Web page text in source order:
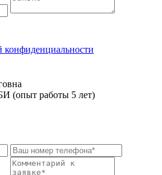
конфиденциальности
(опыт работы 5 лет)